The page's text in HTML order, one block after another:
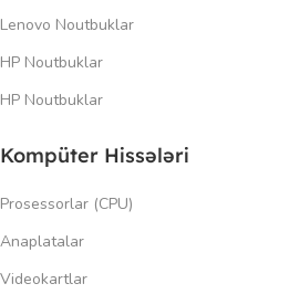
Lenovo Noutbuklar
HP Noutbuklar
HP Noutbuklar
Kompüter Hissələri
Prosessorlar (CPU)
Anaplatalar
Videokartlar